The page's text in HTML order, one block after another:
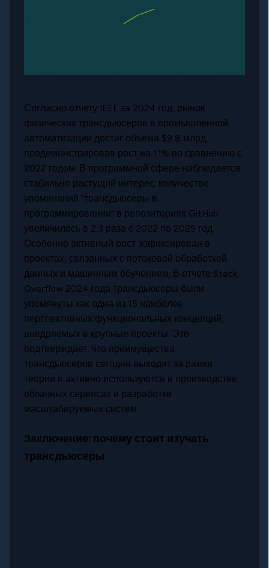
Согласно отчету IEEE за 2024 год, рынок
физических трансдьюсеров в промышленной
автоматизации достиг объема $9,8 млрд,
продемонстрировав рост на 11% по сравнению с
2022 годом. В программной сфере наблюдается
стабильно растущий интерес: количество
упоминаний "трансдьюсеры в
программировании" в репозиториях GitHub
увеличилось в 2,3 раза с 2022 по 2025 год.
Особенно активный рост зафиксирован в
проектах, связанных с потоковой обработкой
данных и машинным обучением. В отчете Stack
Overflow 2024 года трансдьюсеры были
упомянуты как одна из 15 наиболее
перспективных функциональных концепций,
внедряемых в крупные проекты. Это
подтверждает, что преимущества
трансдьюсеров сегодня выходят за рамки
теории и активно используются в производстве,
облачных сервисах и разработке
масштабируемых систем.
Заключение: почему стоит изучать
трансдьюсеры